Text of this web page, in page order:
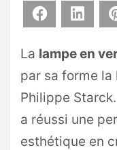
Facebook
La lampe en
par sa forme la
Philippe
a réussi une
esthétique en